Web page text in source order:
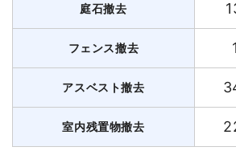
庭石撤去
フェンス撤去
アスベスト撤去
室内残置物撤去